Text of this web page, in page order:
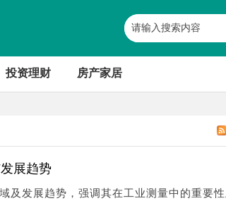
投资理财 房产家居
展趋势
及发展趋势，强调其在工业测量中的重要